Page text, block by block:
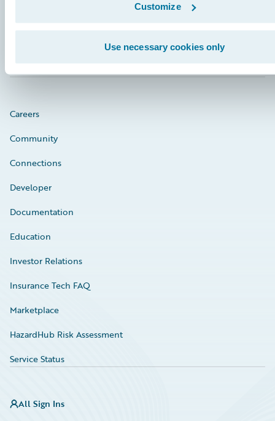
Customize
Use necessary cookies only
Engage, Innovate, Grow Efficiently
Careers
Community
Connections
Developer
Documentation
Education
Investor Relations
Insurance Tech FAQ
Marketplace
HazardHub Risk Assessment
Service Status
All Sign Ins